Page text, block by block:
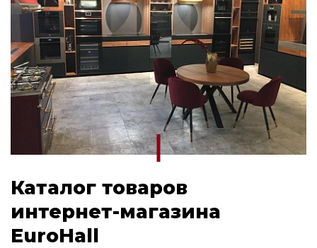
Каталог товаров
интернет-магазина
EuroHall